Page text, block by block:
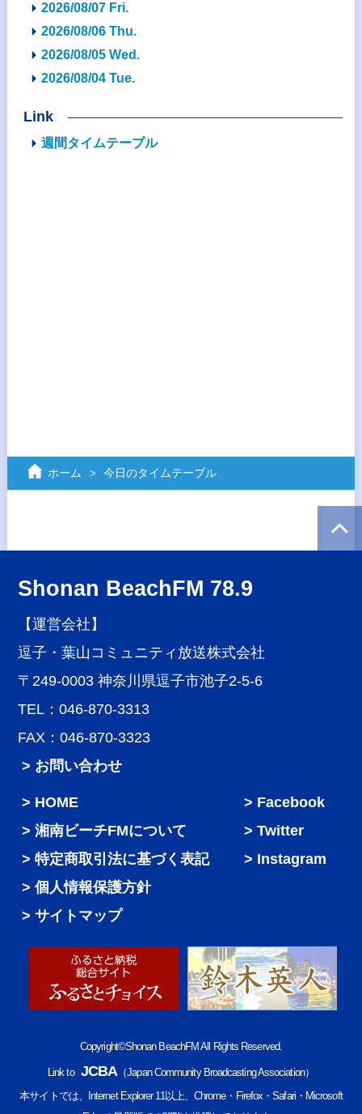
2026/08/07 Fri.
2026/08/06 Thu.
2026/08/05 Wed.
2026/08/04 Tue.
Link
週間タイムテーブル
ホーム 今日のタイムテーブル
Shonan BeachFM 78.9
【運営会社】
逗子・葉山コミュニティ放送株式会社
〒249-0003 神奈川県逗子市池子2-5-6
TEL：046-870-3313
FAX：046-870-3323
> お問い合わせ
HOME
湘南ビーチFMについて
特定商取引法に基づく表記
個人情報保護方針
サイトマップ
Facebook
Twitter
Instagram
Copyright©Shonan BeachFM All Rights Reserved.
Link to JCBA（Japan Community Broadcasting Association）
本サイトでは、Internet Explorer 11以上、Chrome・Firefox・Safari・Microsoft